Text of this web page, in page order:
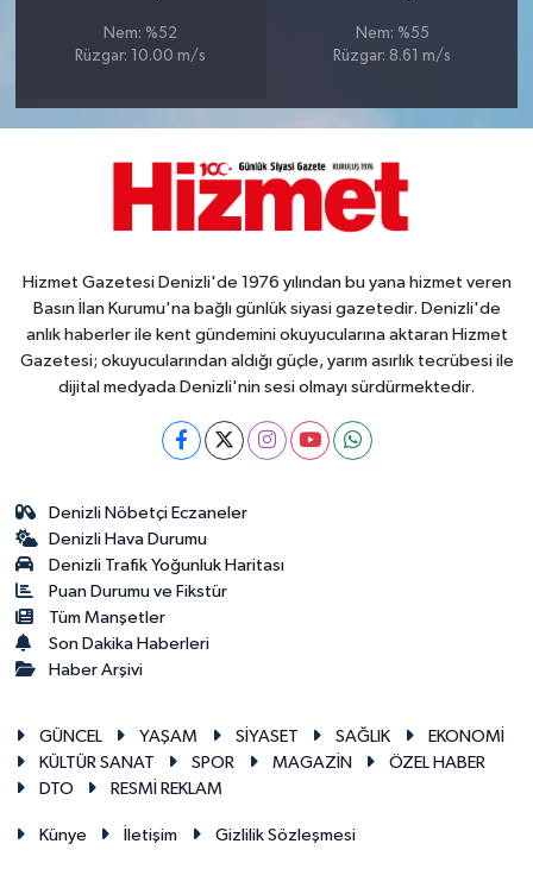
Nem: %52
Rüzgar: 10.00 m/s
Nem: %55
Rüzgar: 8.61 m/s
Hizmet Gazetesi Denizli'de 1976 yılından bu yana hizmet veren
Basın İlan Kurumu'na bağlı günlük siyasi gazetedir. Denizli'de
anlık haberler ile kent gündemini okuyucularına aktaran Hizmet
Gazetesi; okuyucularından aldığı güçle, yarım asırlık tecrübesi ile
dijital medyada Denizli'nin sesi olmayı sürdürmektedir.
Denizli Nöbetçi Eczaneler
Denizli Hava Durumu
Denizli Trafik Yoğunluk Haritası
Puan Durumu ve Fikstür
Tüm Manşetler
Son Dakika Haberleri
Haber Arşivi
GÜNCEL YAŞAM SİYASET SAĞLIK
EKONOMİ
KÜLTÜR SANAT
SPOR MAGAZİN
ÖZEL HABER
DTO
RESMİ REKLAM
Künye İletişim Gizlilik Sözleşmesi